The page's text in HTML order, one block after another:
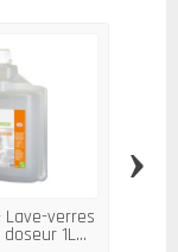
Lave-verres
1L...
›